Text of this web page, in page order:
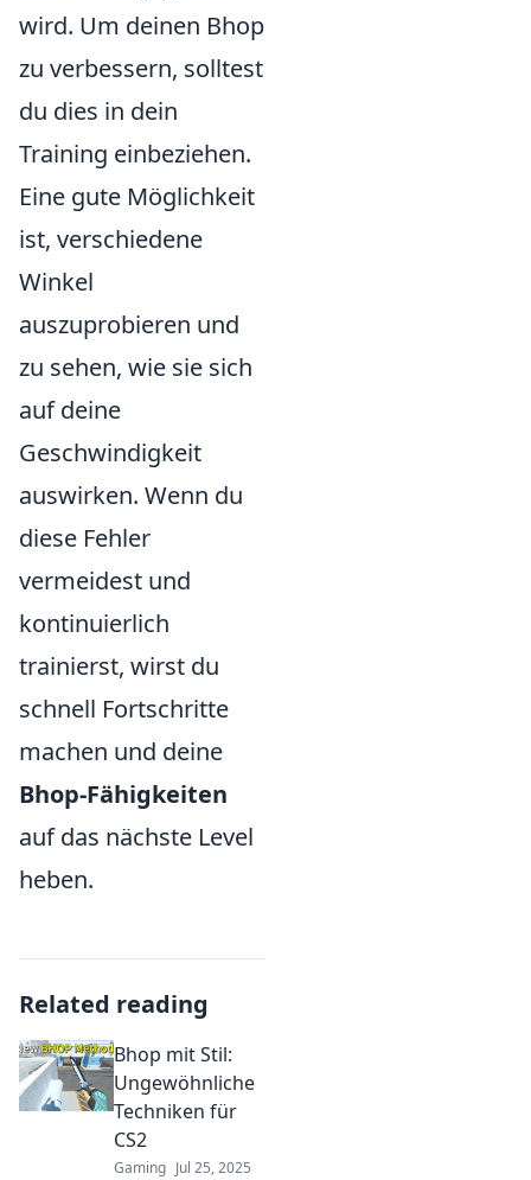
wird. Um deinen Bhop
zu verbessern, solltest
du dies in dein
Training einbeziehen.
Eine gute Möglichkeit
ist, verschiedene
Winkel
auszuprobieren und
zu sehen, wie sie sich
auf deine
Geschwindigkeit
auswirken. Wenn du
diese Fehler
vermeidest und
kontinuierlich
trainierst, wirst du
schnell Fortschritte
machen und deine
Bhop-Fähigkeiten
auf das nächste Level
heben.
Related reading
Bhop mit Stil:
Ungewöhnliche
Techniken für
CS2
Gaming Jul 25, 2025